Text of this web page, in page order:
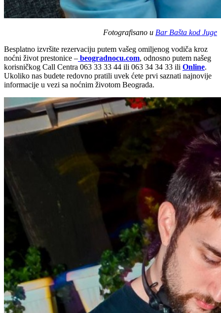
Fotografisano u Bar Bašta kod Juge
Besplatno izvršite rezervaciju putem vašeg omiljenog vodiča kroz
noćni život prestonice – beogradnocu.com, odnosno putem našeg
korisničkog Call Centra 063 33 33 44 ili 063 34 34 33 ili Online.
Ukoliko nas budete redovno pratili uvek ćete prvi saznati najnovije
informacije u vezi sa noćnim životom Beograda.